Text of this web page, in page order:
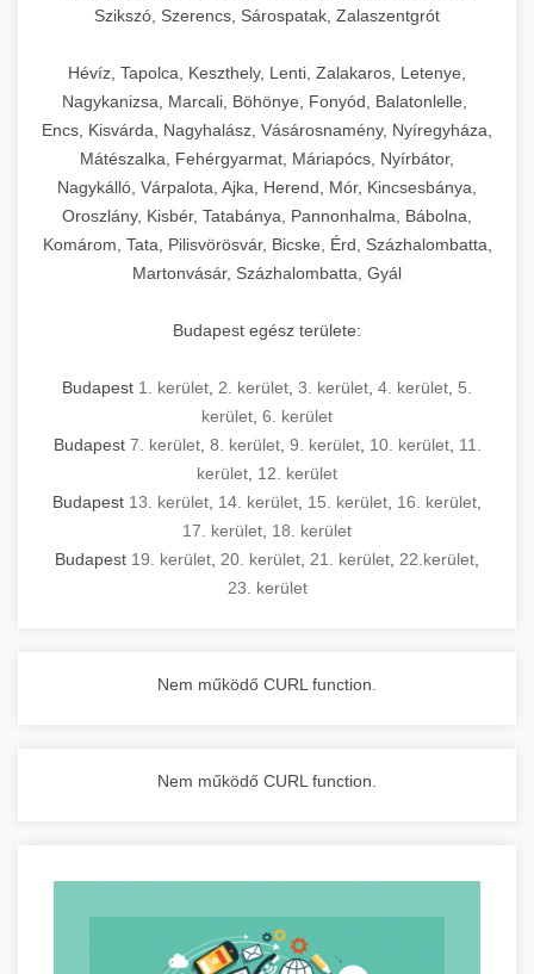
Szikszó, Szerencs, Sárospatak, Zalaszentgrót
Hévíz, Tapolca, Keszthely, Lenti, Zalakaros, Letenye,
Nagykanizsa, Marcali, Böhönye, Fonyód, Balatonlelle,
Encs, Kisvárda, Nagyhalász, Vásárosnamény, Nyíregyháza,
Mátészalka, Fehérgyarmat, Máriapócs, Nyírbátor,
Nagykálló, Várpalota, Ajka, Herend, Mór, Kincsesbánya,
Oroszlány, Kisbér, Tatabánya, Pannonhalma, Bábolna,
Komárom, Tata, Pilisvörösvár, Bicske, Érd, Százhalombatta,
Martonvásár, Százhalombatta, Gyál
Budapest egész területe:
Budapest 1. kerület 2. kerület 3. kerület 4. kerület 5.
kerület 6. kerület
Budapest 7. kerület, 8. kerület, 9. kerület, 10. kerület, 11.
kerület 12. kerület
Budapest 13. kerület 14. kerület 15. kerület 16. kerület
17. kerület 18. kerület
Budapest 19. kerület 20. kerület 21. kerület 22.kerület
23. kerület
Nem működő CURL function.
Nem működő CURL function.